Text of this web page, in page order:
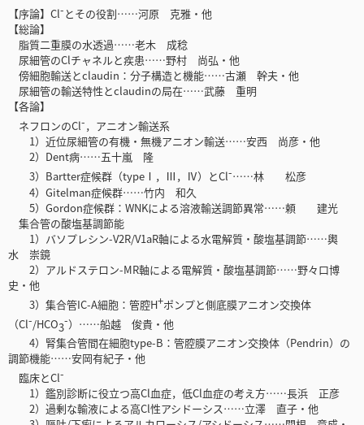
【序論】Cl-とその役割……河原 克雅・他
【総論】
脂質二重膜の水透過……老木 成稔
尿細管のClチャネルと疾患……野村 尚弘・他
傍細胞輸送とclaudin：分子構造と機能……古瀬 幹夫・他
尿細管の輸送特性とclaudinの局在……武藤 重明
【各論】
ネフロンのCl-，アニオン輸送系
1）近位尿細管の有機・無機アニオン輸送……安西 尚彦・他
2）Dent病……五十嵐 隆
3）Bartter症候群（typeⅠ，Ⅲ，Ⅳ）とCl-……林 松彦
4）Gitelman症候群……竹内 和久
5）Gordon症候群：WNKによる溶液輸送調節異常……頼 建光
集合管の酸塩基調節能
1）バソプレシン-V2R/V1aR軸による水電解質・酸塩基調節……輿
水 崇鏡
2）アルドステロン-MR軸による電解質・酸塩基調節……野々口博
史・他
3）集合管IC-A細胞：管腔H+ポンプと側底膜アニオン交換体
（Cl-/HCO3-）……船越 俊貴・他
4）腎集合管間在細胞type-B：管腔膜アニオン交換体（Pendrin）の
調節機能……安岡有紀子・他
臨床とCl-
1）鑑別診断に役立つ高Cl血症，低Cl血症の考え方……長浜 正彦
2）過剰な輸液による高Cl性アシドーシス……立澤 直子・他